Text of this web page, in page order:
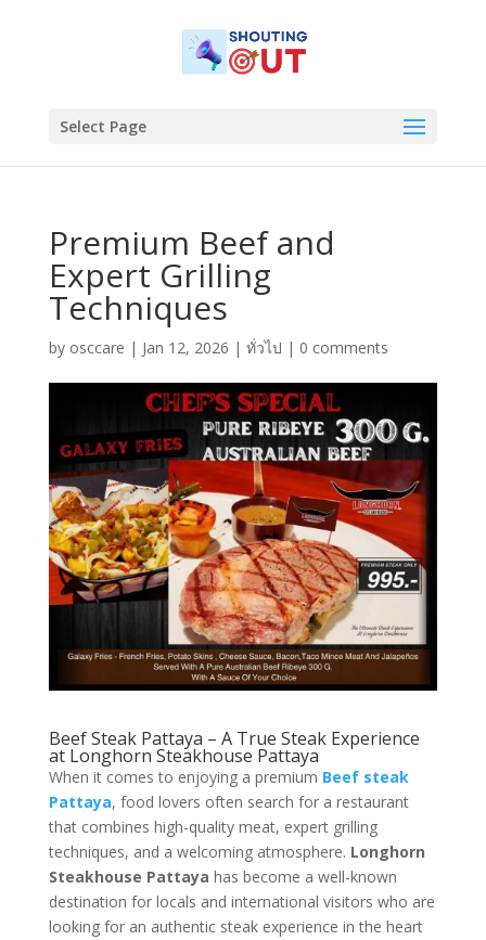
Select Page
Premium Beef and
Expert Grilling
Techniques
by osccare | Jan 12, 2026 | ทั่วไป | 0 comments
Beef Steak Pattaya – A True Steak Experience
at Longhorn Steakhouse Pattaya
When it comes to enjoying a premium Beef steak
Pattaya, food lovers often search for a restaurant
that combines high-quality meat, expert grilling
techniques, and a welcoming atmosphere. Longhorn
Steakhouse Pattaya has become a well-known
destination for locals and international visitors who are
looking for an authentic steak experience in the heart